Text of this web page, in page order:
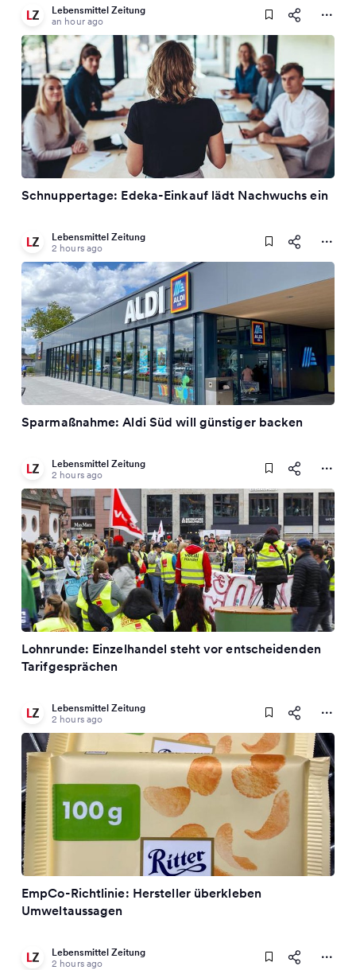
Lebensmittel Zeitung
an hour ago
Schnuppertage: Edeka-Einkauf lädt Nachwuchs ein
Lebensmittel Zeitung
2 hours ago
Sparmaßnahme: Aldi Süd will günstiger backen
Lebensmittel Zeitung
2 hours ago
Lohnrunde: Einzelhandel steht vor entscheidenden
Tarifgesprächen
Lebensmittel Zeitung
2 hours ago
EmpCo-Richtlinie: Hersteller überkleben
Umweltaussagen
Lebensmittel Zeitung
2 hours ago